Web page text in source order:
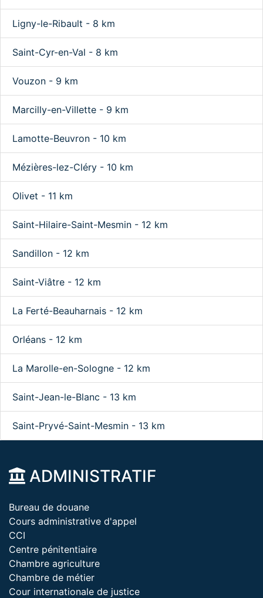
Ligny-le-Ribault - 8 km
Saint-Cyr-en-Val - 8 km
Vouzon - 9 km
Marcilly-en-Villette - 9 km
Lamotte-Beuvron - 10 km
Mézières-lez-Cléry - 10 km
Olivet - 11 km
Saint-Hilaire-Saint-Mesmin - 12 km
Sandillon - 12 km
Saint-Viâtre - 12 km
La Ferté-Beauharnais - 12 km
Orléans - 12 km
La Marolle-en-Sologne - 12 km
Saint-Jean-le-Blanc - 13 km
Saint-Pryvé-Saint-Mesmin - 13 km
ADMINISTRATIF
Bureau de douane
Cours administrative d'appel
CCI
Centre pénitentiaire
Chambre agriculture
Chambre de métier
Cour internationale de justice